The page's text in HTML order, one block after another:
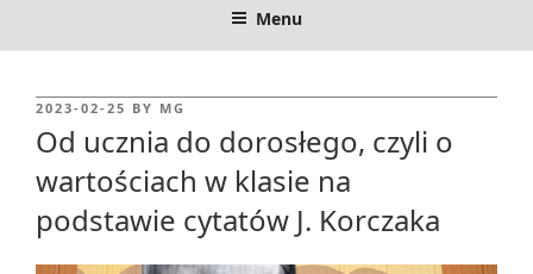
Menu
POSTED
2023-02-25 BY MG
Od ucznia do dorosłego, czyli o
wartościach w klasie na
podstawie cytatów J. Korczaka